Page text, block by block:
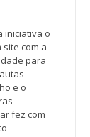
iniciativa o
com a
para
e o
fez com